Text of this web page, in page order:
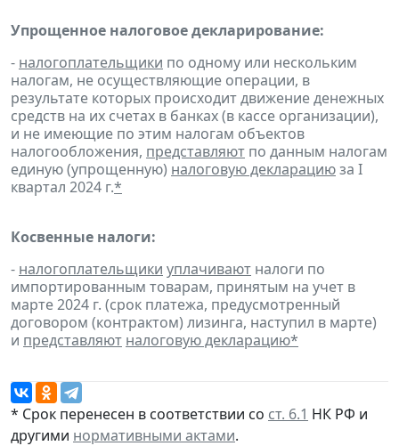
Упрощенное налоговое декларирование:
- налогоплательщики по одному или нескольким
налогам, не осуществляющие операции, в
результате которых происходит движение денежных
средств на их счетах в банках (в кассе организации),
и не имеющие по этим налогам объектов
налогообложения, представляют по данным налогам
единую (упрощенную) налоговую декларациюза I
квартал 2024 г.*
Косвенные налоги:
- налогоплательщики уплачивают налоги по
импортированным товарам, принятым на учет в
марте 2024 г. (срок платежа, предусмотренный
договором (контрактом) лизинга, наступил в марте)
и представляют налоговую декларацию*
* Срок перенесен в соответствии со ст. 6.1 НК РФ и
другими нормативными актами.